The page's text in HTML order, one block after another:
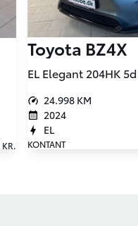
KR.
Toyota BZ4X
EL Elegant 204HK
24.998 KM
2024
EL
KONTANT